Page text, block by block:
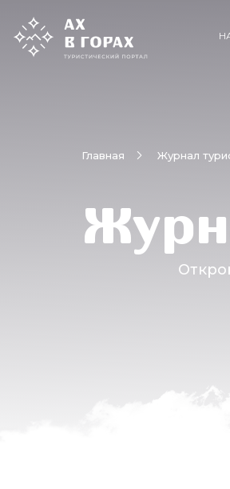
Главная Журнал